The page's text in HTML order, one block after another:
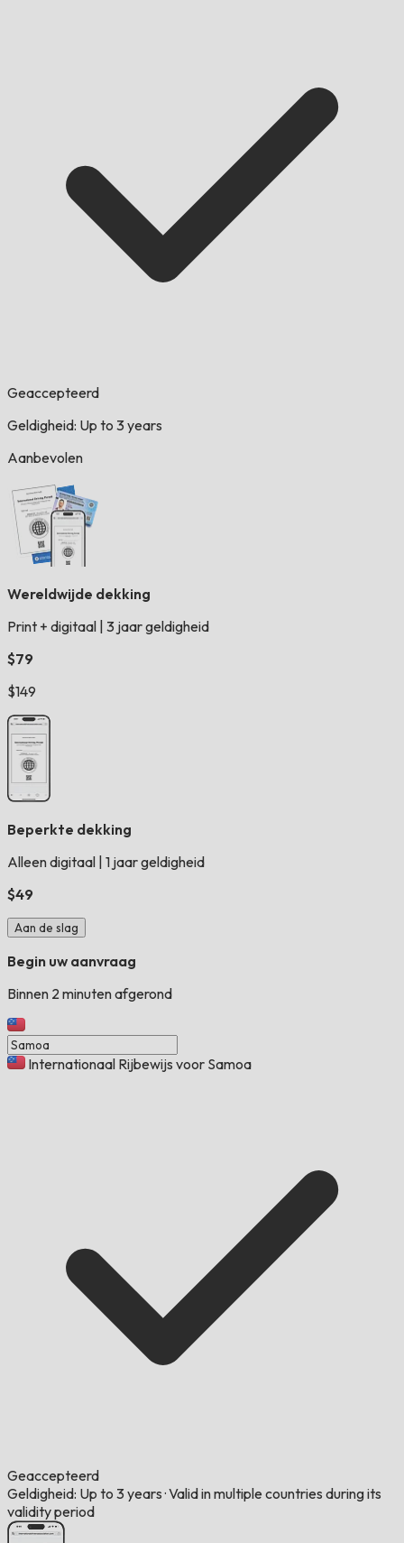
Geaccepteerd
Geldigheid: Up to 3 years
Aanbevolen
Wereldwijde dekking
Print + digitaal 3 jaar geldigheid
$79
$149
Beperkte dekking
Alleen digitaal 1 jaar geldigheid
$49
Aan de slag
Begin uw aanvraag
Binnen 2 minuten afgerond
Internationaal Rijbewijs voor Samoa
Geaccepteerd
Geldigheid: Up to 3 years ·Valid in multiple countries during its
validity period